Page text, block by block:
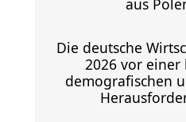
aus
Die deutsche
2026 vor einer
demografischen